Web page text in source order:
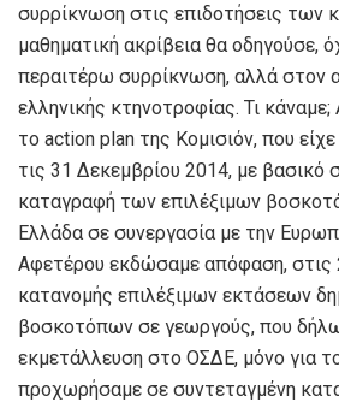
συρρίκνωση στις επιδοτήσεις των
μαθηματική ακρίβεια θα οδηγούσε,
περαιτέρω συρρίκνωση, αλλά στον
ελληνικής κτηνοτροφίας. Τι
το action plan της Κομισιόν, που
τις 31 Δεκεμβρίου 2014, με βασικό
καταγραφή των επιλέξιμων
Ελλάδα σε συνεργασία με την
Αφετέρου εκδώσαμε απόφαση, στις
κατανομής επιλέξιμων εκτάσεων
βοσκοτόπων σε γεωργούς, που
εκμετάλλευση στο ΟΣΔΕ, μόνο για
προχωρήσαμε σε συντεταγμένη